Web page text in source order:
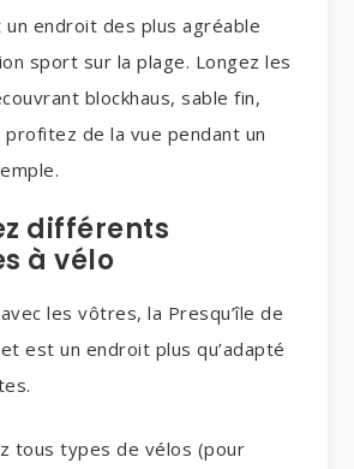
endroit des plus agréable
sport sur la plage. Longez les
blockhaus, sable fin,
de la vue pendant un
différents
à vélo
les vôtres, la Presqu’île de
est un endroit plus qu’adapté
tous types de vélos (pour